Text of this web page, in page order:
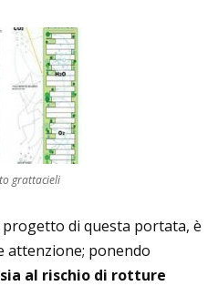
grattacieli
di questa portata, è
attenzione; ponendo
al rischio di rotture